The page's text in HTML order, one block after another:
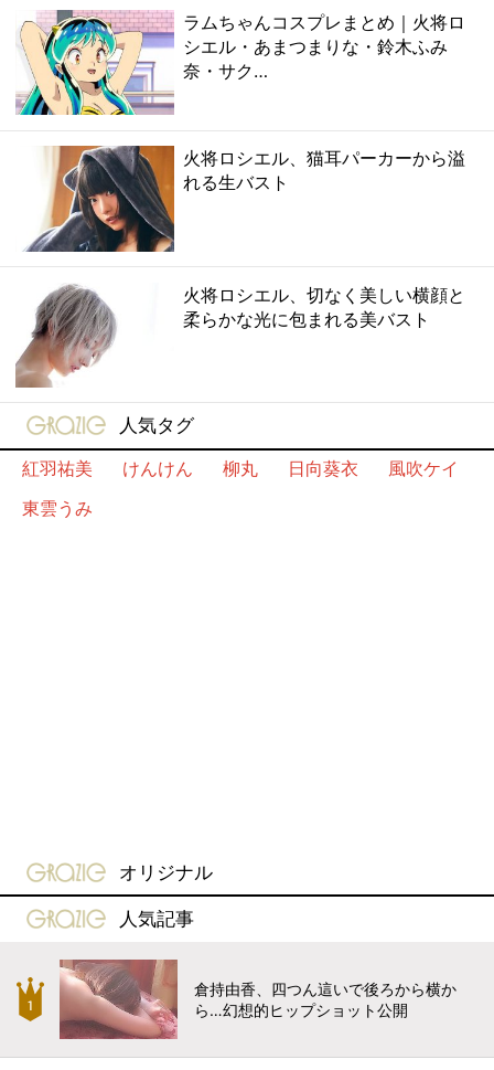
ラムちゃんコスプレまとめ｜火将ロ
シエル・あまつまりな・鈴木ふみ
奈・サク…
火将ロシエル、猫耳パーカーから溢
れる生バスト
火将ロシエル、切なく美しい横顔と
柔らかな光に包まれる美バスト
gravure-grazie
人気タグ
紅羽祐美
けんけん 柳丸 日向葵衣
風吹ケイ
東雲うみ
gravure-grazie
オリジナル
gravure-grazie
人気記事
倉持由香、四つん這いで後ろから横か
ら…幻想的ヒップショット公開